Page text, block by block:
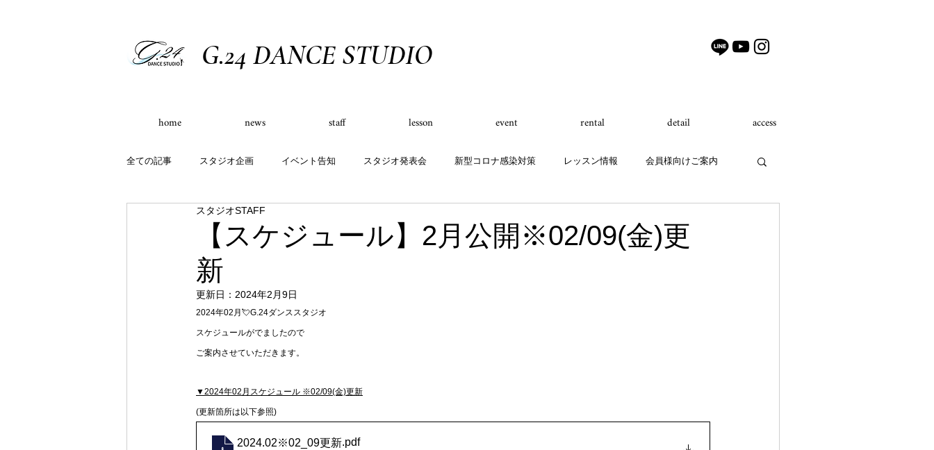
G.24 DANCE STUDIO
home news staff lesson event rental detail access
全ての記事 スタジオ企画 イベント告知 スタジオ発表会 新型コロナ感染対策 レッスン情報 会員様向けご案内
イベント出演実績 定員制クラス
【スケジュール】2月公開※02/09(金)更
新
スタジオSTAFF
更新日： 2024年2月9日
2024年02月💘G.24ダンススタジオ
スケジュールがでましたので
ご案内させていただきます。
▼2024年02月スケジュール ※02/09(金)更新
(更新箇所は以下参照)
2024.02※02_09更新.pdf